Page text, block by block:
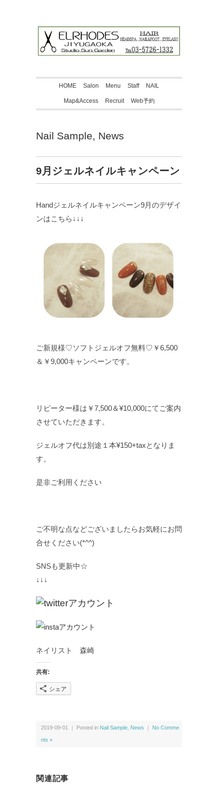
HOME Salon Menu Staff NAIL
Map&Access Recruit Web予約
Nail Sample, News
9月ジェルネイルキャンペーン
Handジェルネイルキャンペーン9月のデザイ
ンはこちら↓↓↓
ご新規様♡ソフトジェルオフ無料♡￥6,500
＆￥9,000キャンペーンです。
リピーター様は￥7,500＆¥10,000にてご案内
させていただきます。
ジェルオフ代は別途１本¥150+taxとなりま
す。
是非ご利用ください
ご不明な点などございましたらお気軽にお問
合せください(*^^)
SNSも更新中☆
↓↓↓
ネイリスト 森崎
共有:
シェア
2019-09-01 ｜ Posted in Nail Sample News ｜ No Comme
nts »
関連記事